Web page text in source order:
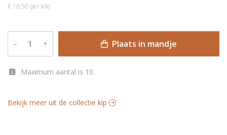
€ 16,50 per kilo
– + Plaats in mandje
Maximum aantal is 10.
Bekijk meer uit de collectie kip